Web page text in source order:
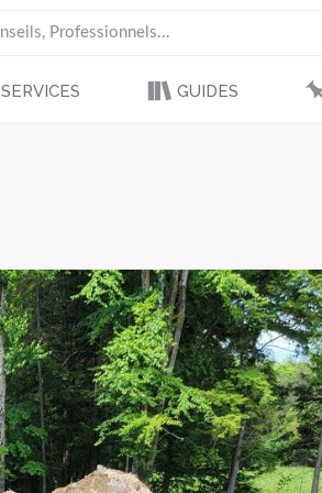
SERVICES GUIDES